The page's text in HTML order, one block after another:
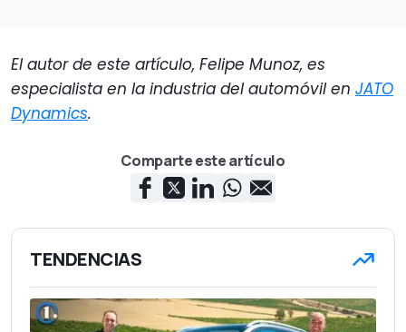
El autor de este artículo, Felipe Munoz, es
especialista en la industria del automóvil en JATO
Dynamics.
Comparte este artículo
TENDENCIAS